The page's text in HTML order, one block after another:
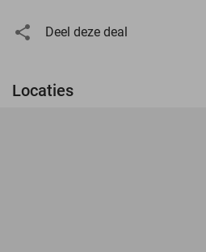
Deel deze deal
Locaties